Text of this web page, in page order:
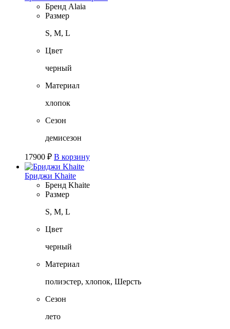
Бренд Alaia
Размер
S, M, L
Цвет
черный
Материал
хлопок
Сезон
демисезон
17900 ₽ В корзину
Бриджи Khaite
Бренд Khaite
Размер
S, M, L
Цвет
черный
Материал
полиэстер, хлопок, Шерсть
Сезон
лето